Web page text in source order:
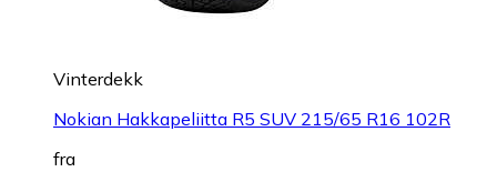
Vinterdekk
Nokian Hakkapeliitta R5 SUV 215/65 R16 102R
fra